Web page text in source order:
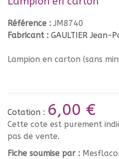
Référence : JM8740
Fabricant : GAULTIER Jean-
Lampion en carton (sans
Cotation : 6,00 €
Cette cote est purement
pas de vente.
Fiche soumise par :